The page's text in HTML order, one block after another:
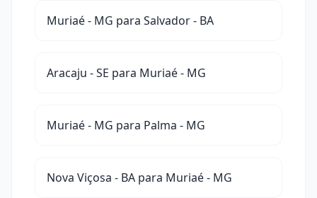
Muriaé - MG para Salvador - BA
Aracaju - SE para Muriaé - MG
Muriaé - MG para Palma - MG
Nova Viçosa - BA para Muriaé - MG